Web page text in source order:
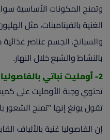
وتمنح المكونات الأساسية
الغنية بالفيتامينات، مثل
والسبانخ، الجسم عناصر
بالنشاط والشبع خلال النهار.
2- أومليت نباتي بالفاصوليا
تحتوي وجبة الأومليت على
تقول يونغ إنها "تمنح الشعور
إن الفاصوليا غنية بالألياف